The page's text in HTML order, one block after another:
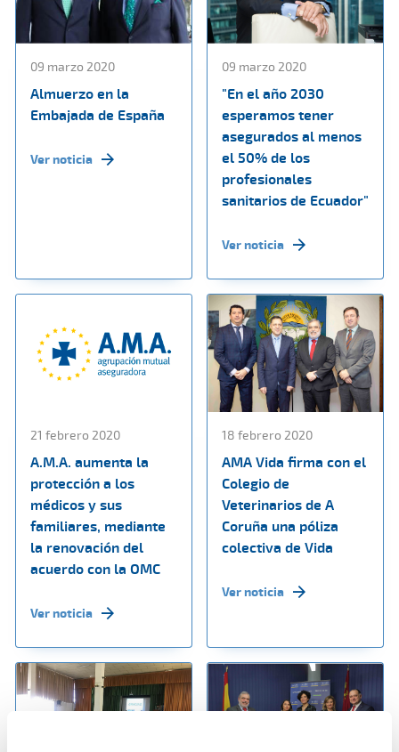
09 marzo 2020
Almuerzo en la
Embajada de España
Ver noticia
09 marzo 2020
"En el año 2030
esperamos tener
asegurados al menos
el 50% de los
profesionales
sanitarios de Ecuador"
Ver noticia
21 febrero 2020
A.M.A. aumenta la
protección a los
médicos y sus
familiares, mediante
la renovación del
acuerdo con la OMC
Ver noticia
18 febrero 2020
AMA Vida firma con el
Colegio de
Veterinarios de A
Coruña una póliza
colectiva de Vida
Ver noticia